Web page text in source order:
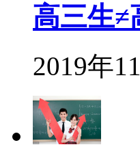
高三生≠
2019年